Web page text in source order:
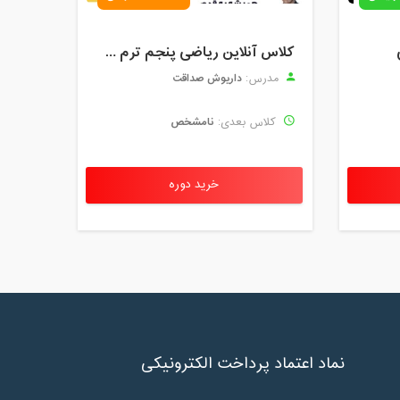
مدت کلاس : 01:30 ساعت
مدت کلاس : 01:30 ساعت
مدت کلاس : 02:00 ساعت
کلاس آنلاین ریاضی پنجم ترم چهارم شهریور 1403
مدرس: داریوش صداقت
کلاس بعدی: نامشخص
خرید دوره
نماد اعتماد پرداخت الکترونیکی